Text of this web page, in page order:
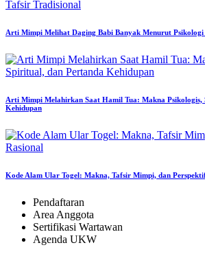
Arti Mimpi Melihat Daging Babi Banyak Menurut Psikologi
Arti Mimpi Melahirkan Saat Hamil Tua: Makna Psikologis,
Kehidupan
Kode Alam Ular Togel: Makna, Tafsir Mimpi, dan
Pendaftaran
Area Anggota
Sertifikasi Wartawan
Agenda UKW